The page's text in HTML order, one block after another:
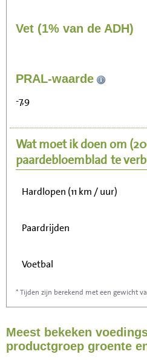
Vet (1% van de ADH)
PRAL-waarde
-7,9
Wat moet ik doen om
paardebloemblad te
Zitten, tv kijken
Wandelen (5 km/uur)
Hardlopen (11 km / uur)
Paardrijden
Voetbal
Stofzuigen
Strijken
* Tijden zijn berekend met een gewicht
Meest bekeken
productgroep groente